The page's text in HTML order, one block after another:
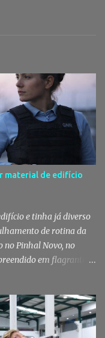
material de edifício
e tinha já diverso
de rotina da
no Pinhal Novo, no
em flagrante
termina com
4 de Agosto, - mas
desenvolvida pelo